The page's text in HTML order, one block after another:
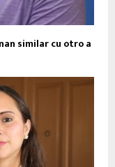
similar cu otro a